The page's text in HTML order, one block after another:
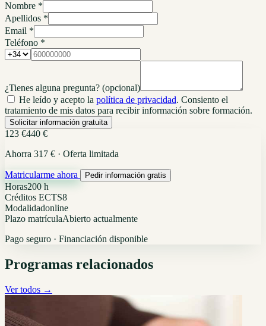
Nombre *
Apellidos *
Email *
Teléfono *
¿Tienes alguna pregunta? (opcional)
He leído y acepto la política de privacidad. Consiento el
tratamiento de mis datos para recibir información sobre formación.
Solicitar información gratuita
123 €440 €
Ahorra 317 € · Oferta limitada
Matricularme ahora Pedir información gratis
Horas200 h
Créditos ECTS8
Modalidadonline
Plazo matrículaAbierto actualmente
Pago seguro · Financiación disponible
Programas relacionados
Ver todos →